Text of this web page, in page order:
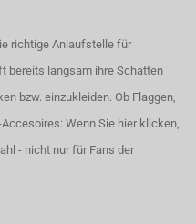
richtige Anlaufstelle für
bereits langsam ihre Schatten
bzw. einzukleiden. Ob Flaggen,
Wenn Sie hier klicken,
- nicht nur für Fans der